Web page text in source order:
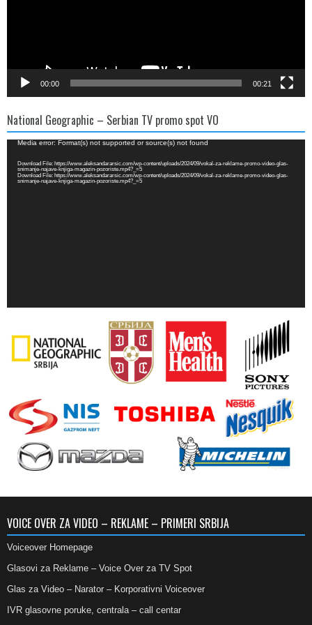
00:00 00:21
National Geographic – Serbian TV promo spot VO
Video
Media error: Format(s) not supported or source(s) not found
Download File: https://www.aleksandararsic.com/wp-content/uploads/2024/09/vokal-za-reklame-promo-video-glas-
snimanje-najave-knjiga-magazin-pozoriste.mp4?_=5
Download File: https://www.aleksandararsic.com/wp-content/uploads/2024/09/vokal-za-reklame-promo-video-glas-
snimanje-najave-knjiga-magazin-pozoriste.mp4?_=5
VOICE OVER ZA VIDEO – REKLAME – PRIMERI SRBIJA
Voiceover Homepage
Glasovi za Reklame – Voice Over za TV Spot
Glas za Video – Narator – Korporativni Voiceover
IVR glasovne poruke, centrala – call centar